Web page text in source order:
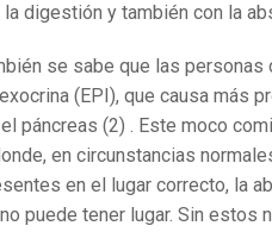
la digestión y también con la
se sabe que las
(EPI), que causa más
páncreas (2) . Este moco
en circunstancias
en el lugar correcto, la
puede tener lugar. Sin estos